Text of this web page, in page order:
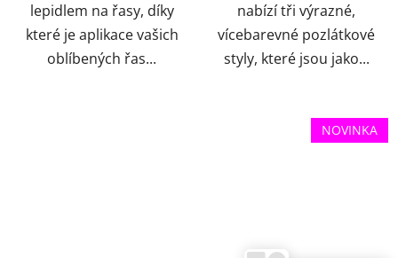
lepidlem na řasy, díky
které je aplikace vašich
oblíbených řas...
nabízí tři výrazné,
vícebarevné pozlátkové
styly, které jsou jako...
NOVINKA